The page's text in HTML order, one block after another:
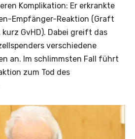
Komplikation: Er erkrankte
Empfänger-Reaktion (Graft
GvHD). Dabei greift das
verschiedene
an. Im schlimmsten Fall führt
zum Tod des